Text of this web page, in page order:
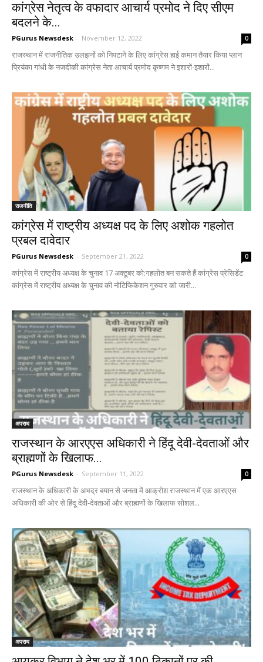
कांग्रेस नेतृत्व के वफादार आचार्य प्रमोद ने दिए सीएम
बदलने के...
PGurus Newsdesk - November 12, 2022 0
राजस्थान में राजनीतिक उलझनों को निपटाने के लिए कांग्रेस हाई कमान तैयार किया प्लान
प्रियंका गांधी के नजदीकी कांग्रेस नेता आचार्य प्रमोद कृष्णम ने इशारों-इशारों...
राजनीति
कांग्रेस में राष्ट्रीय अध्यक्ष पद के लिए अशोक गहलोत
प्रबल दावेदार
PGurus Newsdesk - September 21, 2022 0
कांग्रेस में राष्ट्रीय अध्यक्ष के चुनाव 17 अक्टूबर को:गहलोत बन सकते हैं कांग्रेस प्रेसिडेंट
कांग्रेस में राष्ट्रीय अध्यक्ष के चुनाव की नोटिफिकेशन गुरुवार को जारी...
अपराध
राजस्थान के आरएएस अधिकारी ने हिंदू देवी-देवताओं और
ब्राह्मणों के खिलाफ...
PGurus Newsdesk - September 11, 2022 0
राजस्थान के अधिकारी के अभद्र बयान से जनता में आक्रोश राजस्थान में एक आरएएस
अधिकारी की ओर से हिंदू देवी-देवताओं और ब्राह्मणों के खिलाफ सोशल...
अपराध